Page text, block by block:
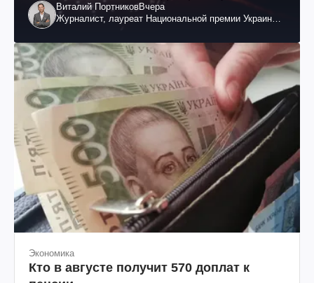
Виталий ПортниковВчера
Журналист, лауреат Национальной премии Украины
Экономика
Кто в августе получит 570 доплат к